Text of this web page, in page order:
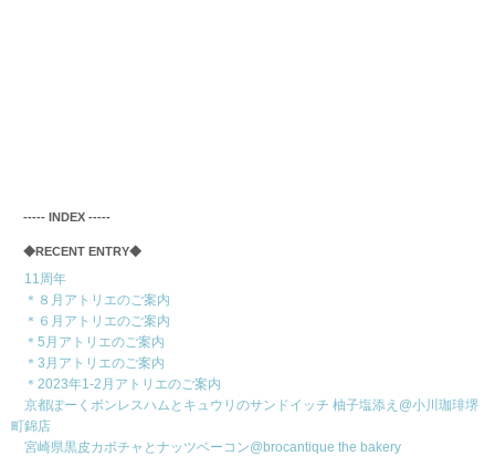
‐‐‐‐‐ INDEX ‐‐‐‐‐
◆RECENT ENTRY◆
11周年
＊８月アトリエのご案内
＊６月アトリエのご案内
＊5月アトリエのご案内
＊3月アトリエのご案内
＊2023年1-2月アトリエのご案内
京都ぽーくボンレスハムとキュウリのサンドイッチ 柚子塩添え@小川珈琲堺
町錦店
宮崎県黒皮カボチャとナッツベーコン@brocantique the bakery